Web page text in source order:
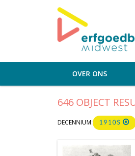
OVER ONS
646 OBJECT
DECENNIUM: 1910S